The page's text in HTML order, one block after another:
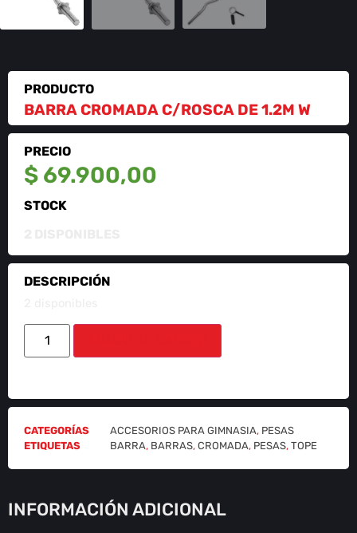
PRODUCTO
BARRA CROMADA C/ROSCA DE 1.2M W
PRECIO
$ 69.900,00
STOCK
DESCRIPCIÓN
CATEGORÍAS ACCESORIOS PARA GIMNASIA, PESAS
ETIQUETAS
BARRA, BARRAS, CROMADA, PESAS, TOPE
INFORMACIÓN ADICIONAL